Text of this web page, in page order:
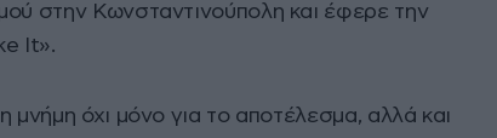
στην Κωνσταντινούπολη και έφερε την
It».
μνήμη όχι μόνο για το αποτέλεσμα, αλλά και